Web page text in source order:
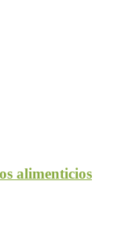
alimenticios